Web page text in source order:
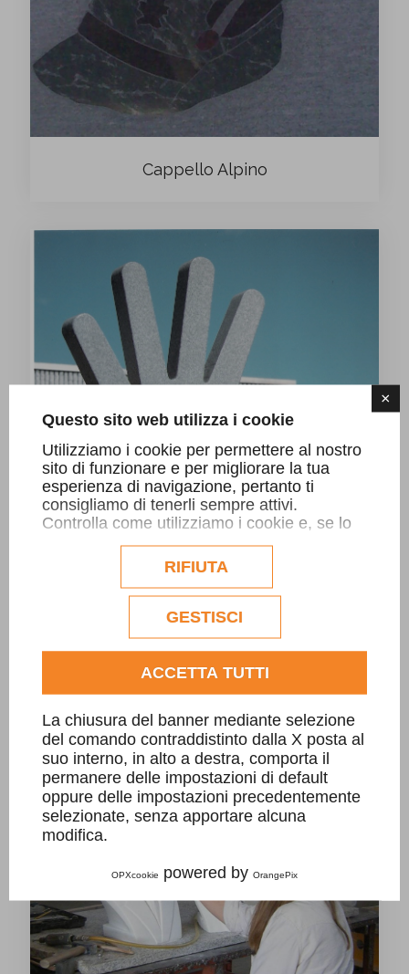
×
Questo sito web utilizza i cookie
Utilizziamo i cookie per permettere al nostro
sito di funzionare e per migliorare la tua
esperienza di navigazione, pertanto ti
consigliamo di tenerli sempre attivi.
Controlla come utilizziamo i cookie e, se lo
desideri, personalizzane la configurazione.
Eventuali cookie di profilazione o
commerciali verranno utilizzati
esclusivamente previa acquisizione del
consenso dell'utente.
Consulta l'informativa cookie completa.
RIFIUTA
GESTISCI
ACCETTA TUTTI
La chiusura del banner mediante selezione
del comando contraddistinto dalla X posta al
suo interno, in alto a destra, comporta il
permanere delle impostazioni di default
oppure delle impostazioni precedentemente
selezionate, senza apportare alcuna
modifica.
OPXcookie powered by OrangePix
Cappello Alpino
Monumento per la pace